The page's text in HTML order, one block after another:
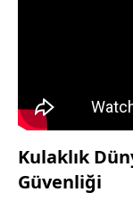
Kulaklık
Güvenliği